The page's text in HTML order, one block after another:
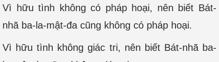
Vì hữu tình không có pháp hoại, nên biết Bát-
nhã ba-la-mật-đa cũng không có pháp hoại.
Vì hữu tình không giác tri, nên biết Bát-nhã ba-